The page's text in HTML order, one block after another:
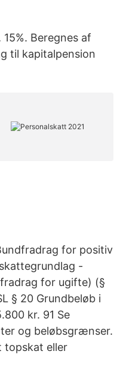
15%. Beregnes af
til kapitalpension
for positiv
-
for ugifte) (§
§ 20 Grundbeløb i
kr. 91 Se
og beløbsgrænser.
topskat eller